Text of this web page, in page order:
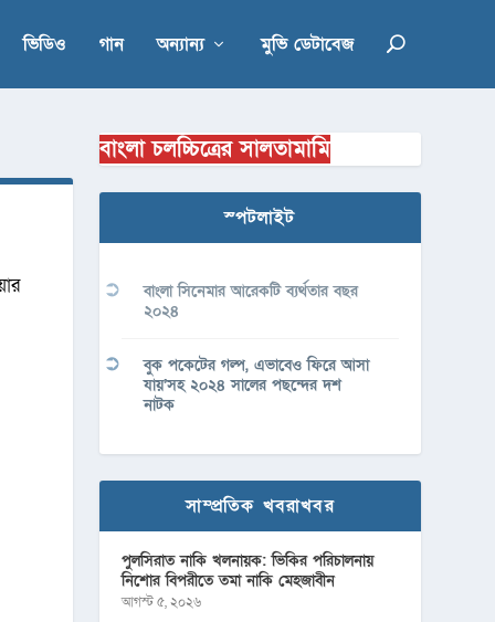
ভিডিও গান অন্যান্য মুভি ডেটাবেজ
বাংলা চলচ্চিত্রের সালতামামি
স্পটলাইট
বাংলা সিনেমার আরেকটি ব্যর্থতার বছর
২০২৪
বুক পকেটের গল্প, এভাবেও ফিরে আসা
যায়’সহ ২০২৪ সালের পছন্দের দশ
নাটক
সাম্প্রতিক খবরাখবর
পুলসিরাত নাকি খলনায়ক: ভিকির পরিচালনায়
নিশোর বিপরীতে তমা নাকি মেহজাবীন
আগস্ট ৫, ২০২৬